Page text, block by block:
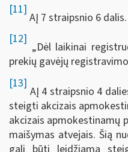
[11]
AĮ 7 straipsnio 6 dalis.
[12]
„Dėl laikinai
prekių gavėjų
[13]
AĮ 4 straipsnio 4
steigti akcizais
akcizais apmokestinamų
maišymas atvejais. Šią
gali būti leidžiama